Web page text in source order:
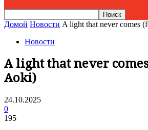
Домой Новости A light that never comes
Новости
A light that never
Aoki)
24.10.2025
0
195